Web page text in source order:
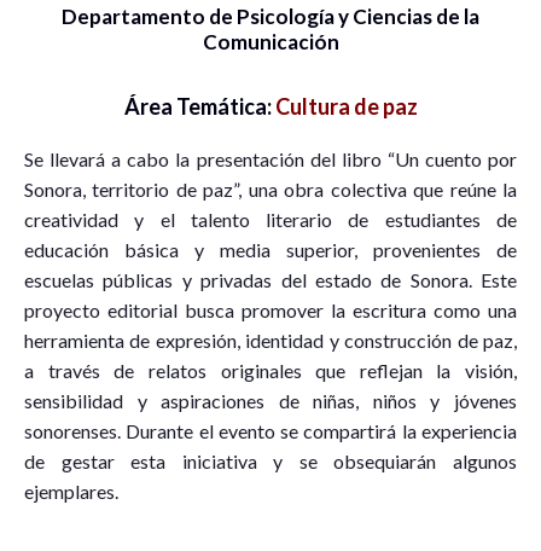
Departamento de Psicología y Ciencias de la
Comunicación
Área Temática:Cultura de paz
Se llevará a cabo la presentación del libro “Un cuento por
Sonora, territorio de paz”, una obra colectiva que reúne la
creatividad y el talento literario de estudiantes de
educación básica y media superior, provenientes de
escuelas públicas y privadas del estado de Sonora. Este
proyecto editorial busca promover la escritura como una
herramienta de expresión, identidad y construcción de paz,
a través de relatos originales que reflejan la visión,
sensibilidad y aspiraciones de niñas, niños y jóvenes
sonorenses. Durante el evento se compartirá la experiencia
de gestar esta iniciativa y se obsequiarán algunos
ejemplares.